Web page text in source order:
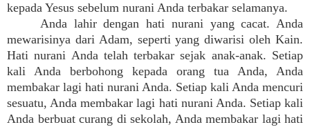
kepada Yesus sebelum nurani Anda terbakar selamanya.
Anda lahir dengan hati nurani yang cacat. Anda
mewarisinya dari Adam, seperti yang diwarisi oleh Kain.
Hati nurani Anda telah terbakar sejak anak-anak. Setiap
kali Anda berbohong kepada orang tua Anda, Anda
membakar lagi hati nurani Anda. Setiap kali Anda mencuri
sesuatu, Anda membakar lagi hati nurani Anda. Setiap kali
Anda berbuat curang di sekolah, Anda membakar lagi hati